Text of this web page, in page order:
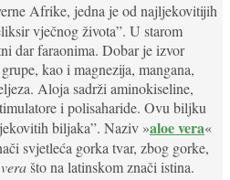
Afrike, jedna je od najljekovitijih
vječnog života”. U starom
dar faraonima. Dobar je izvor
kao i magnezija, mangana,
Aloja sadrži aminokiseline,
i polisaharide. Ovu biljku
biljaka”. Naziv »aloe vera«
svjetleća gorka tvar, zbog gorke,
verašto na latinskom znači istina.